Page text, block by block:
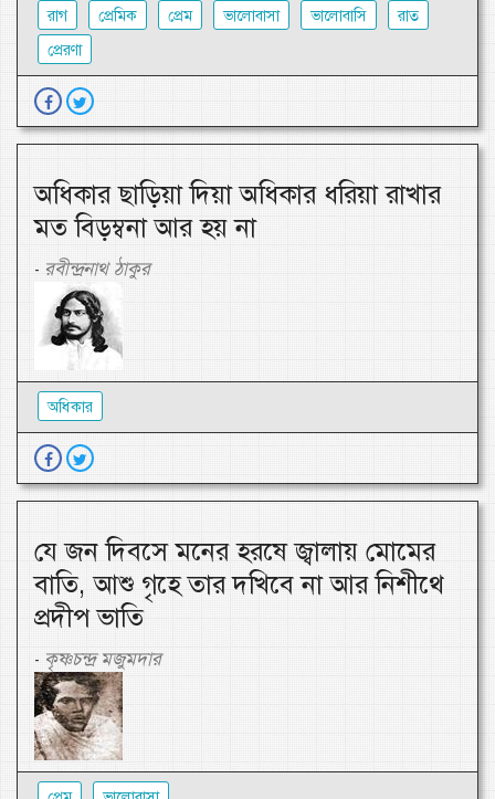
রাগ
প্রেমিক প্রেম ভালোবাসা ভালোবাসি
রাত
প্রেরণা
অধিকার ছাড়িয়া দিয়া অধিকার ধরিয়া রাখার
মত বিড়ম্বনা আর হয় না
- রবীন্দ্রনাথ ঠাকুর
অধিকার
যে জন দিবসে মনের হরষে জ্বালায় মোমের
বাতি, আশু গৃহে তার দখিবে না আর নিশীথে
প্রদীপ ভাতি
- কৃষ্ণচন্দ্র মজুমদার